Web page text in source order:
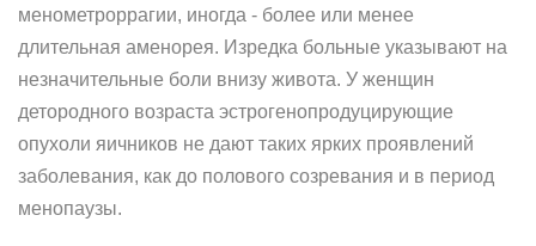
менометроррагии, иногда - более или менее
длительная аменорея. Изредка больные указывают на
незначительные боли внизу живота. У женщин
детородного возраста эстрогенопродуцирующие
опухоли яичников не дают таких ярких проявлений
заболевания, как до полового созревания и в период
менопаузы.